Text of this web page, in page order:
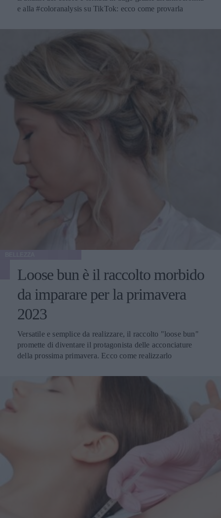
e alla #coloranalysis su TikTok: ecco come provarla
Loose bun è il raccolto morbido
da imparare per la primavera
2023
Versatile e semplice da realizzare, il raccolto "loose bun"
promette di diventare il protagonista delle acconciature
della prossima primavera. Ecco come realizzarlo